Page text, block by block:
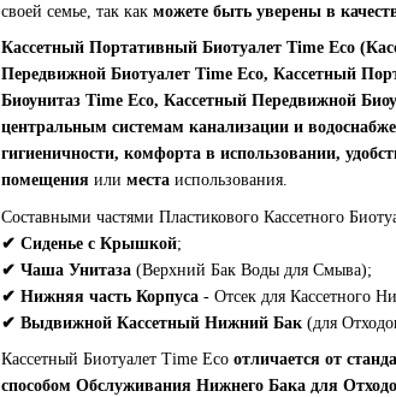
своей семье, так как можете быть уверены в
Кассетный Портативный Биотуалет Time Eco
Передвижной Биотуалет Time Eco, Кассетный
Биоунитаз Time Eco, Кассетный Передвижной
центральным системам канализации и
гигиеничности, комфорта в использовании,
помещения или места использования.
Составными частями Пластикового Кассетного
✔ Сиденье с Крышкой;
✔ Чаша Унитаза (Верхний Бак Воды для Смыва);
✔ Нижняя часть Корпуса - Отсек для Кассетного
✔ Выдвижной Кассетный Нижний Бак (для
Кассетный Биотуалет Time Eco отличается от
способом Обслуживания Нижнего Бака для